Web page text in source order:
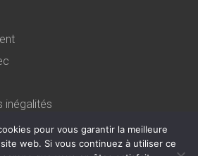
inégalités
pour vous garantir la meilleure
web. Si vous continuez à utiliser ce